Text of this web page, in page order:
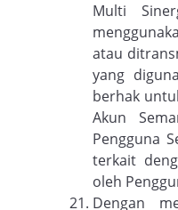
Multi
atau
yang
berhak
Akun
Pengguna
terkait
oleh
Dengan